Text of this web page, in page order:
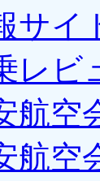
サイ
レビ
航空
航空